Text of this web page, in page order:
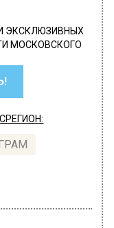
ЭКСКЛЮЗИВНЫХ
МОСКОВСКОГО